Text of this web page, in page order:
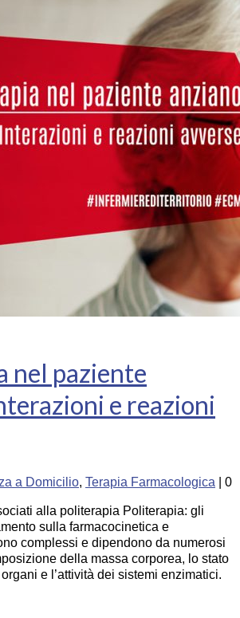
nel paziente
e reazioni
a Domicilio, Terapia Farmacologica 0
alla politerapia Politerapia: gli
sulla farmacocinetica e
complessi e dipendono da numerosi
della massa corporea, lo stato
e l’attività dei sistemi enzimatici.